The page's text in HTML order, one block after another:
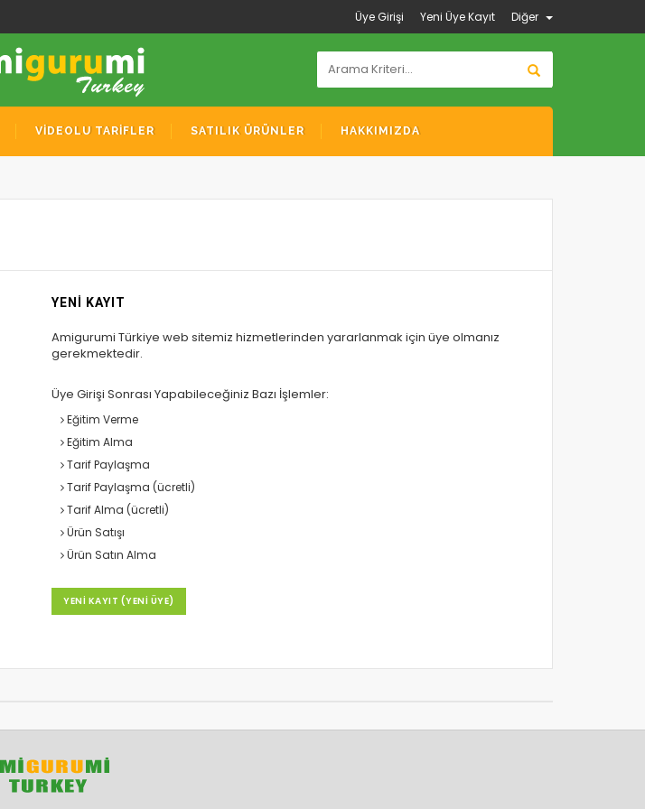
Üye Girişi Yeni Üye Kayıt Diğer
VİDEOLU TARİFLER SATILIK ÜRÜNLER HAKKIMIZDA
YENİ KAYIT
Amigurumi Türkiye web sitemiz hizmetlerinden yararlanmak için üye olmanız
gerekmektedir.
Üye Girişi Sonrası Yapabileceğiniz Bazı İşlemler:
Eğitim Verme
Eğitim Alma
Tarif Paylaşma
Tarif Paylaşma (ücretli)
Tarif Alma (ücretli)
Ürün Satışı
Ürün Satın Alma
YENİ KAYIT (YENİ ÜYE)